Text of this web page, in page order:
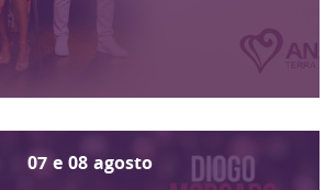
07 e 08 agosto